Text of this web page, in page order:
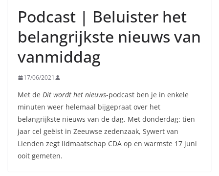
Podcast | Beluister het
belangrijkste nieuws van
vanmiddag
17/06/2021
Met de Dit wordt het nieuws-podcast ben je in enkele
minuten weer helemaal bijgepraat over het
belangrijkste nieuws van de dag. Met donderdag: tien
jaar cel geëist in Zeeuwse zedenzaak, Sywert van
Lienden zegt lidmaatschap CDA op en warmste 17 juni
ooit gemeten.